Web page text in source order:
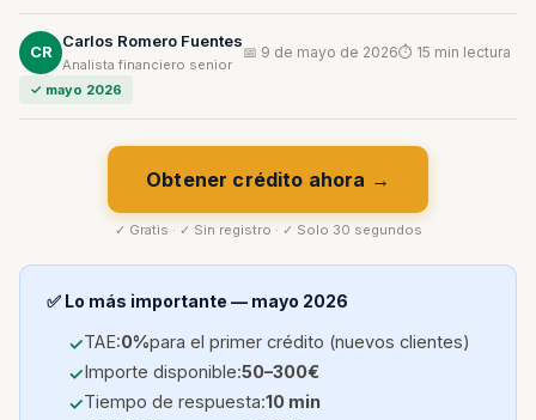
CR
Carlos Romero Fuentes
Analista financiero senior
📅 9 de mayo de 2026⏱ 15 min lectura
✓ mayo 2026
Obtener crédito ahora →
✓ Gratis · ✓ Sin registro · ✓ Solo 30 segundos
✅ Lo más importante — mayo 2026
TAE:0%para el primer crédito (nuevos clientes)
Importe disponible:50–300€
Tiempo de respuesta:10 min